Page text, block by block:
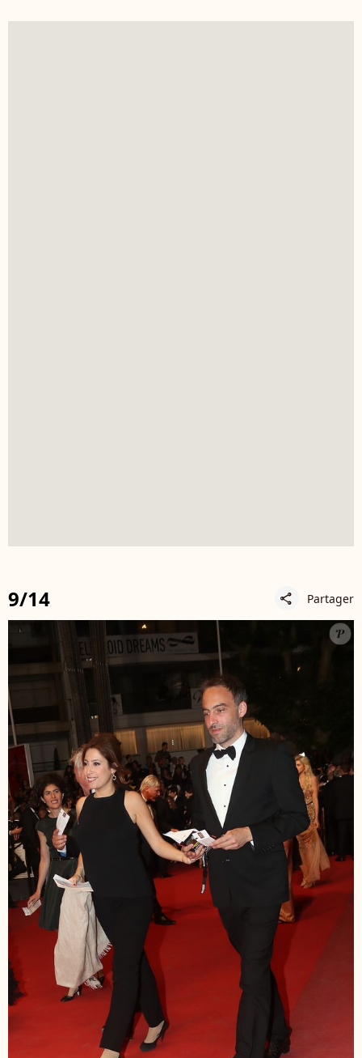
9/14 share Partager